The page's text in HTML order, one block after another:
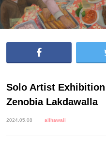
Solo Artist Exhibition
Zenobia Lakdawalla
2024.05.08 allhawaii